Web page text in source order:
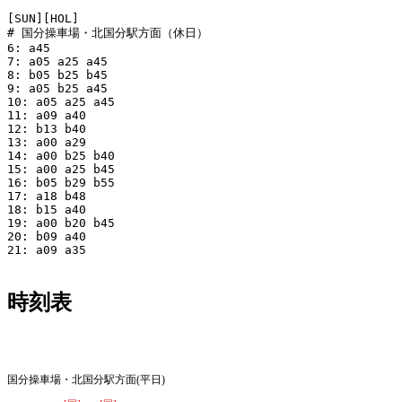
[SUN][HOL]
# 国分操車場・北国分駅方面（休日）
6: a45
7: a05 a25 a45
8: b05 b25 b45
9: a05 b25 a45
10: a05 a25 a45
11: a09 a40
12: b13 b40
13: a00 a29
14: a00 b25 b40
15: a00 a25 b45
16: b05 b29 b55
17: a18 b48
18: b15 a40
19: a00 b20 b45
20: b09 a40
21: a09 a35
時刻表
国分操車場・北国分駅方面(平日)